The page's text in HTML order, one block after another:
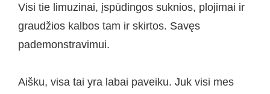
Visi tie limuzinai, įspūdingos suknios, plojimai ir
graudžios kalbos tam ir skirtos. Savęs
pademonstravimui.
Aišku, visa tai yra labai paveiku. Juk visi mes